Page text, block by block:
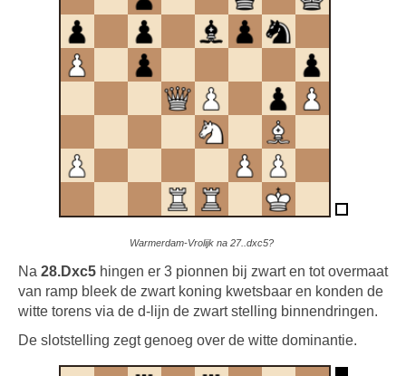
Warmerdam-Vrolijk na 27..dxc5?
Na 28.Dxc5 hingen er 3 pionnen bij zwart en tot overmaat
van ramp bleek de zwart koning kwetsbaar en konden de
witte torens via de d-lijn de zwart stelling binnendringen.
De slotstelling zegt genoeg over de witte dominantie.